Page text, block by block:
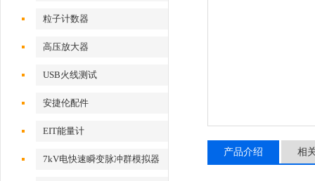
粒子计数器
高压放大器
USB火线测试
安捷伦配件
EIT能量计
7kV电快速瞬变脉冲群模拟器
产品介绍 相